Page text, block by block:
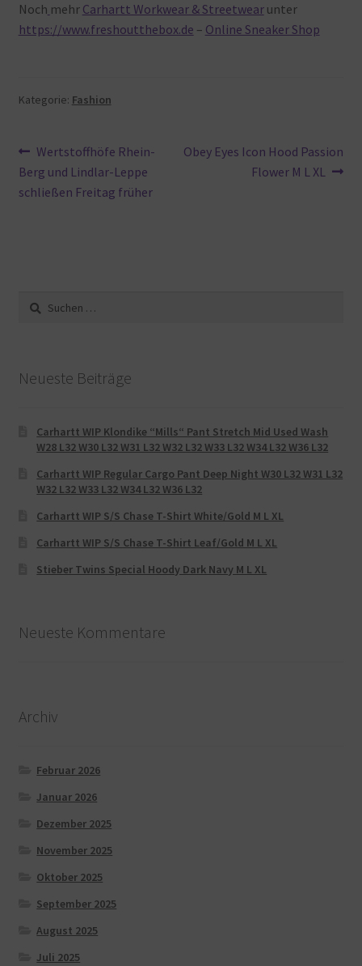
Noch mehr Carhartt Workwear & Streetwearunter
https://www.freshoutthebox.de – Online Sneaker Shop
Kategorie: Fashion
Beitragsnavigation
Vorheriger
Beitrag:
Wertstoffhöfe Rhein-
Berg und Lindlar-Leppe
schließen Freitag früher
Nächster
Obey Eyes Icon Hood Passion
Flower M L XL
Suche
nach:
Neueste Beiträge
Carhartt WIP Klondike “Mills“ Pant Stretch Mid Used Wash
W28 L32 W30 L32 W31 L32 W32 L32 W33 L32 W34 L32 W36 L32
Carhartt WIP Regular Cargo Pant Deep Night W30 L32 W31 L32
W32 L32 W33 L32 W34 L32 W36 L32
Carhartt WIP S/S Chase T-Shirt White/Gold M L XL
Carhartt WIP S/S Chase T-Shirt Leaf/Gold M L XL
Stieber Twins Special Hoody Dark Navy M L XL
Neueste Kommentare
Archiv
Februar 2026
Januar 2026
Dezember 2025
November 2025
Oktober 2025
September 2025
August 2025
Juli 2025